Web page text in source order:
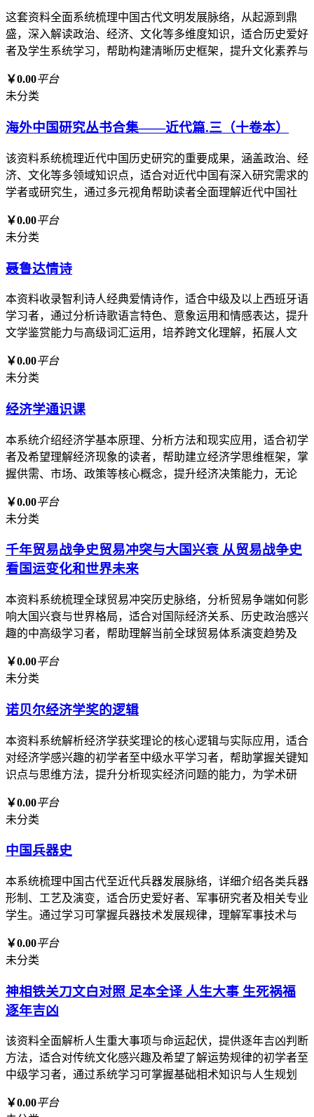
这套资料全面系统梳理中国古代文明发展脉络，从起源到鼎
盛，深入解读政治、经济、文化等多维度知识，适合历史爱好
者及学生系统学习，帮助构建清晰历史框架，提升文化素养与
￥0.00平台
未分类
海外中国研究丛书合集——近代篇.三（十卷本）
该资料系统梳理近代中国历史研究的重要成果，涵盖政治、经
济、文化等多领域知识点，适合对近代中国有深入研究需求的
学者或研究生，通过多元视角帮助读者全面理解近代中国社
￥0.00平台
未分类
聂鲁达情诗
本资料收录智利诗人经典爱情诗作，适合中级及以上西班牙语
学习者，通过分析诗歌语言特色、意象运用和情感表达，提升
文学鉴赏能力与高级词汇运用，培养跨文化理解，拓展人文
￥0.00平台
未分类
经济学通识课
本系统介绍经济学基本原理、分析方法和现实应用，适合初学
者及希望理解经济现象的读者，帮助建立经济学思维框架，掌
握供需、市场、政策等核心概念，提升经济决策能力，无论
￥0.00平台
未分类
千年贸易战争史贸易冲突与大国兴衰 从贸易战争史
看国运变化和世界未来
本资料系统梳理全球贸易冲突历史脉络，分析贸易争端如何影
响大国兴衰与世界格局，适合对国际经济关系、历史政治感兴
趣的中高级学习者，帮助理解当前全球贸易体系演变趋势及
￥0.00平台
未分类
诺贝尔经济学奖的逻辑
本资料系统解析经济学获奖理论的核心逻辑与实际应用，适合
对经济学感兴趣的初学者至中级水平学习者，帮助掌握关键知
识点与思维方法，提升分析现实经济问题的能力，为学术研
￥0.00平台
未分类
中国兵器史
本系统梳理中国古代至近代兵器发展脉络，详细介绍各类兵器
形制、工艺及演变，适合历史爱好者、军事研究者及相关专业
学生。通过学习可掌握兵器技术发展规律，理解军事技术与
￥0.00平台
未分类
神相铁关刀文白对照 足本全译 人生大事 生死祸福
逐年吉凶
该资料全面解析人生重大事项与命运起伏，提供逐年吉凶判断
方法，适合对传统文化感兴趣及希望了解运势规律的初学者至
中级学习者，通过系统学习可掌握基础相术知识与人生规划
￥0.00平台